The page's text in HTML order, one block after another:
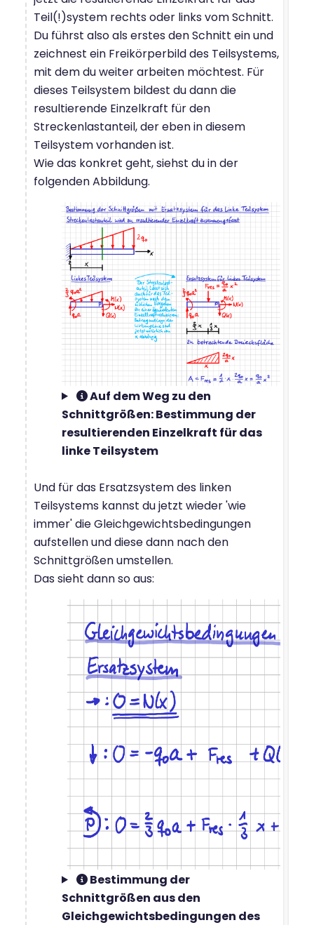
Teil(!)system rechts oder links vom Schnitt.
Du führst also als erstes den Schnitt ein und
zeichnest ein Freikörperbild des Teilsystems,
mit dem du weiter arbeiten möchtest. Für
dieses Teilsystem bildest du dann die
resultierende Einzelkraft für den
Streckenlastanteil, der eben in diesem
Teilsystem vorhanden ist.
Wie das konkret geht, siehst du in der
folgenden Abbildung.
Auf dem Weg zu den
Schnittgrößen: Bestimmung der
resultierenden Einzelkraft für das
linke Teilsystem
Und für das Ersatzsystem des linken
Teilsystems kannst du jetzt wieder 'wie
immer' die Gleichgewichtsbedingungen
aufstellen und diese dann nach den
Schnittgrößen umstellen.
Das sieht dann so aus:
Bestimmung der
Schnittgrößen aus den
Gleichgewichtsbedingungen des